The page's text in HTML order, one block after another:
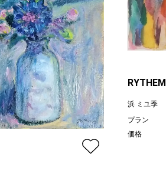
RYTHEM
浜 ミユ季
プラン
価格